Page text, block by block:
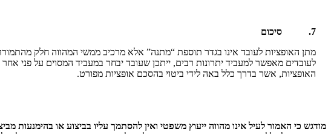
7.
סיכום
מתן האופציות לעובד אינו בגדר תוספת “מתנה” אלא מרכיב ממשי המהווה חלק
לעובדים מאפשר למעביד יתרונות רבים, ייתכן שעובד יבחר במעביד המסוים על פני
האופציות, אשר בדרך כלל באה לידי ביטוי בהסכם אופציות מפורט.
מודגש כי האמור לעיל אינו מהווה ייעוץ משפטי ואין להסתמך עליו בביצוע או בהימנעות